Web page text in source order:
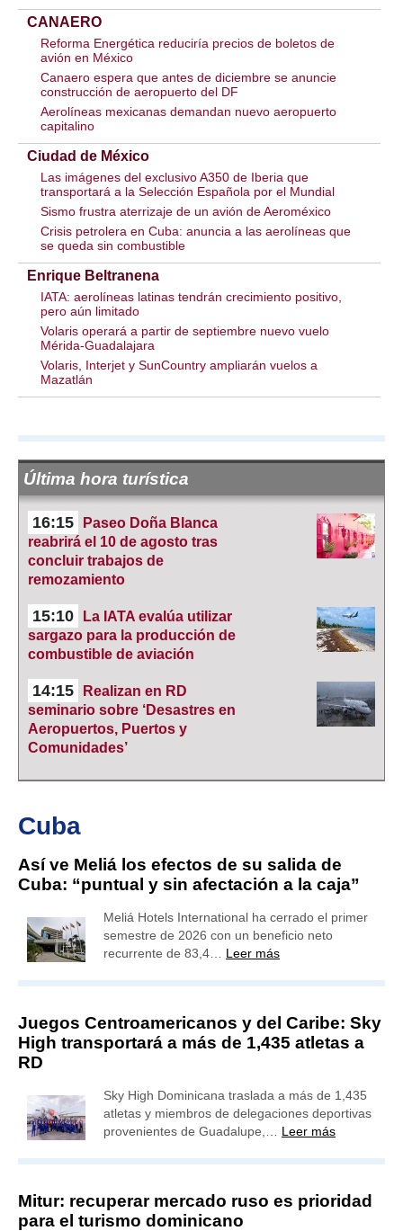
CANAERO
Reforma Energética reduciría precios de boletos de
avión en México
Canaero espera que antes de diciembre se anuncie
construcción de aeropuerto del DF
Aerolíneas mexicanas demandan nuevo aeropuerto
capitalino
Ciudad de México
Las imágenes del exclusivo A350 de Iberia que
transportará a la Selección Española por el Mundial
Sismo frustra aterrizaje de un avión de Aeroméxico
Crisis petrolera en Cuba: anuncia a las aerolíneas que
se queda sin combustible
Enrique Beltranena
IATA: aerolíneas latinas tendrán crecimiento positivo,
pero aún limitado
Volaris operará a partir de septiembre nuevo vuelo
Mérida-Guadalajara
Volaris, Interjet y SunCountry ampliarán vuelos a
Mazatlán
Última hora turística
16:15
Paseo Doña Blanca
reabrirá el 10 de agosto tras
concluir trabajos de
remozamiento
15:10
La IATA evalúa utilizar
sargazo para la producción de
combustible de aviación
14:15
Realizan en RD
seminario sobre ‘Desastres en
Aeropuertos, Puertos y
Comunidades’
Cuba
Así ve Meliá los efectos de su salida de
Cuba: “puntual y sin afectación a la caja”
Meliá Hotels International ha cerrado el primer
semestre de 2026 con un beneficio neto
recurrente de 83,4… Leer más
Juegos Centroamericanos y del Caribe: Sky
High transportará a más de 1,435 atletas a
RD
Sky High Dominicana traslada a más de 1,435
atletas y miembros de delegaciones deportivas
provenientes de Guadalupe,… Leer más
Mitur: recuperar mercado ruso es prioridad
para el turismo dominicano